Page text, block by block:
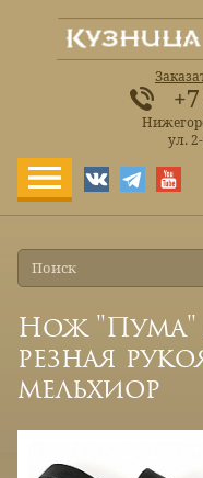
ул.
Нож "Пума"
резная
мельхиор